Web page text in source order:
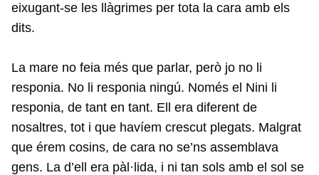
eixugant-se les llàgrimes per tota la cara amb els
dits.
La mare no feia més que parlar, però jo no li
responia. No li responia ningú. Només el Nini li
responia, de tant en tant. Ell era diferent de
nosaltres, tot i que havíem crescut plegats. Malgrat
que érem cosins, de cara no se’ns assemblava
gens. La d’ell era pàl·lida, i ni tan sols amb el sol se